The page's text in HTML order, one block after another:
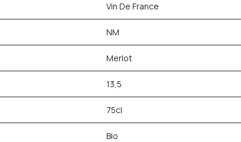
Vin De France
NM
Merlot
13,5
75cl
Bio